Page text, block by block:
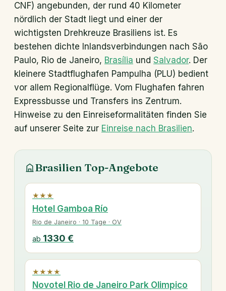
CNF) angebunden, der rund 40 Kilometer
nördlich der Stadt liegt und einer der
wichtigsten Drehkreuze Brasiliens ist. Es
bestehen dichte Inlandsverbindungen nach São
Paulo, Rio de Janeiro, Brasília und Salvador. Der
kleinere Stadtflughafen Pampulha (PLU) bedient
vor allem Regionalflüge. Vom Flughafen fahren
Expressbusse und Transfers ins Zentrum.
Hinweise zu den Einreiseformalitäten finden Sie
auf unserer Seite zur Einreise nach Brasilien.
Brasilien Top-Angebote
★★★
Hotel Gamboa Río
Rio de Janeiro · 10 Tage · OV
ab 1330 €
★★★★
Novotel Rio de Janeiro Park Olimpico